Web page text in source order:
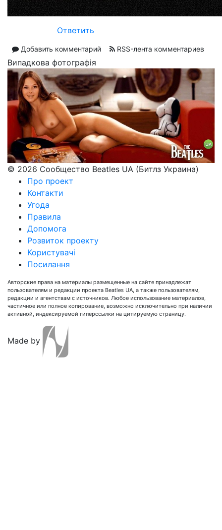
Ответить
Добавить комментарий RSS-лента комментариев
Випадкова фотографія
© 2026 Сообщество Beatles UA (Битлз Украина)
Про проект
Контакти
Угода
Правила
Допомога
Розвиток проекту
Користувачі
Посилання
Авторские права на материалы размещенные на сайте принадлежат
пользователям и редакции проекта Beatles UA, а также пользователям,
редакции и агентствам с источников. Любое использование материалов,
частичное или полное копирование, возможно исключительно при наличии
активной, индексируемой гиперссылки на цитируемую страницу.
Made by